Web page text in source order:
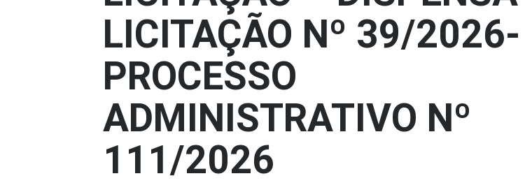
LICITAÇÃO Nº 39/2026-
PROCESSO
ADMINISTRATIVO Nº
111/2026